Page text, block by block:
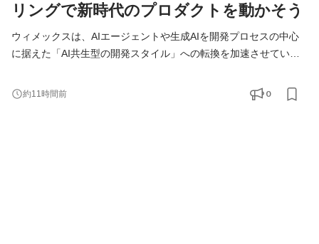
リングで新時代のプロダクトを動かそう
ウィメックスは、AIエージェントや生成AIを開発プロセスの中心
に据えた「AI共生型の開発スタイル」への転換を加速させていま
極的に募集しています。 AIを相棒に、圧倒的なスピードと品質を
実現し、最先端の技術を使いこなすエンジニアへ成長したい方を
約11時間前 0